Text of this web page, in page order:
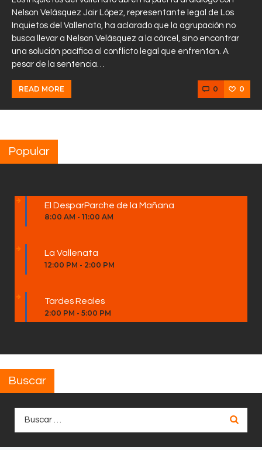
Nelson Velásquez Jair López, representante legal de Los
Inquietos del Vallenato, ha aclarado que la agrupación no
busca llevar a Nelson Velásquez a la cárcel, sino encontrar
una solución pacífica al conflicto legal que enfrentan. A
pesar de la sentencia…
READ MORE 0 0
Popular
El DesparParche de la Mañana
8:00 AM - 11:00 AM
La Vallenata
12:00 PM - 2:00 PM
Tardes Reales
2:00 PM - 5:00 PM
Buscar